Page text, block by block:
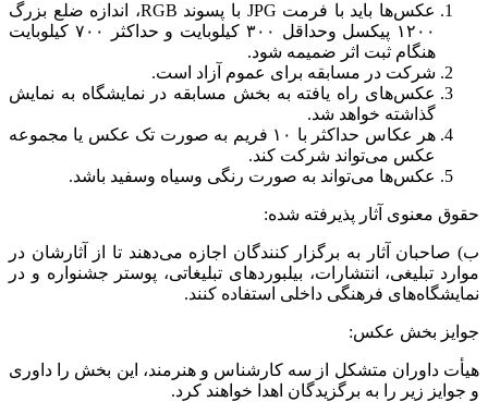
عکس‌ها باید با فرمت JPG با پسوند RGB، اندازه ضلع بزرگ
۱۲۰۰ پیکسل وحداقل ۳۰۰ کیلوبایت و حداکثر ۷۰۰ کیلوبایت
هنگام ثبت اثر ضمیمه شود.
شرکت در مسابقه برای عموم آزاد است.
عکس‌های راه یافته به بخش مسابقه در نمایشگاه به نمایش
گذاشته خواهد شد.
هر عکاس حداکثر با ۱۰ فریم به صورت تک عکس یا مجموعه
عکس می‌تواند شرکت کند.
عکس‌ها می‌تواند به صورت رنگی وسیاه وسفید باشد.
حقوق معنوی آثار پذیرفته شده:
ب) صاحبان آثار به برگزار کنندگان اجازه می‌دهند تا از آثارشان در
موارد تبلیغی، انتشارات، بیلبورد‌های تبلیغاتی، پوستر جشنواره و در
نمایشگاه‌های فرهنگی داخلی استفاده کنند.
جوایز بخش عکس:
هیأت داوران متشکل از سه کارشناس و هنرمند، این بخش را داوری
و جوایز زیر را به برگزیدگان اهدا خواهند کرد.